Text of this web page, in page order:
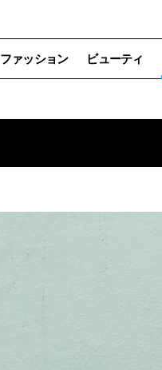
ファッション ビューティ